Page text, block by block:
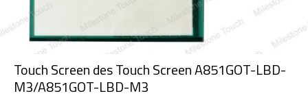
Touch Screen des Touch Screen A851GOT-LBD-
M3/A851GOT-LBD-M3